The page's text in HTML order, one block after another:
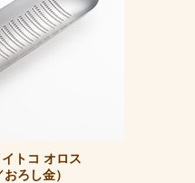
トコ オロス
ろし金）